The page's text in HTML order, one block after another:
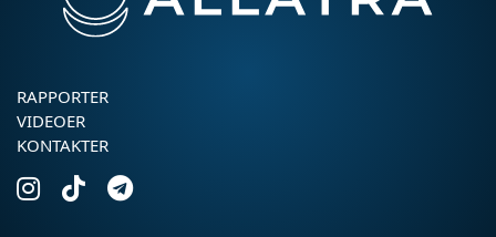
RAPPORTER
VIDEOER
KONTAKTER